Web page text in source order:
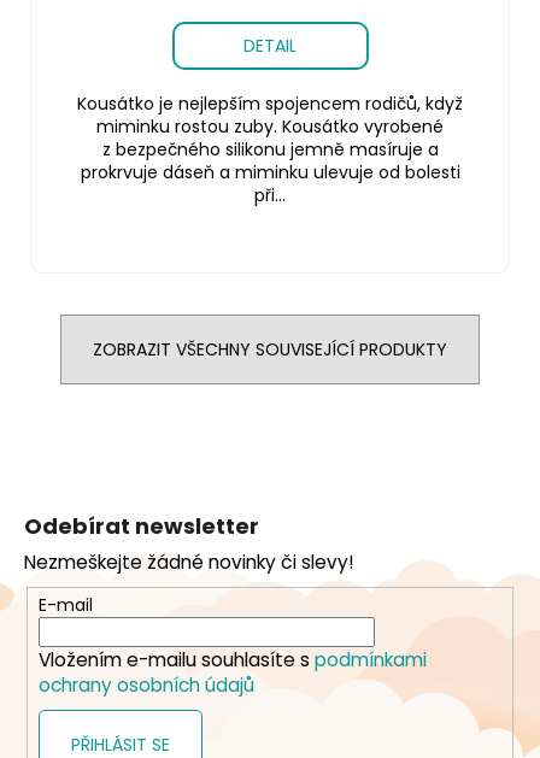
DETAIL
Kousátko je nejlepším spojencem rodičů, když
miminku rostou zuby. Kousátko vyrobené
z bezpečného silikonu jemně masíruje a
prokrvuje dáseň a miminku ulevuje od bolesti
při...
ZOBRAZIT VŠECHNY SOUVISEJÍCÍ PRODUKTY
a
t
Odebírat newsletter
Nezmeškejte žádné novinky či slevy!
E-mail
Vložením e-mailu souhlasíte s podmínkami
ochrany osobních údajů
PŘIHLÁSIT SE